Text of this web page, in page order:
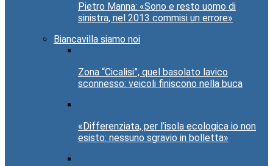
Pietro Manna: «Sono e resto uomo di
sinistra, nel 2013 commisi un errore»
Biancavilla siamo noi
Zona “Cicalisi”, quel basolato lavico
sconnesso: veicoli finiscono nella buca
«Differenziata, per l’isola ecologica io non
esisto: nessuno sgravio in bolletta»